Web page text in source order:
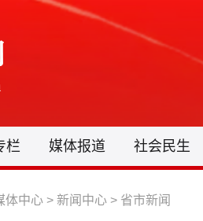
栏 媒体报道 社会民生
体中心 > 新闻中心 > 省市新闻